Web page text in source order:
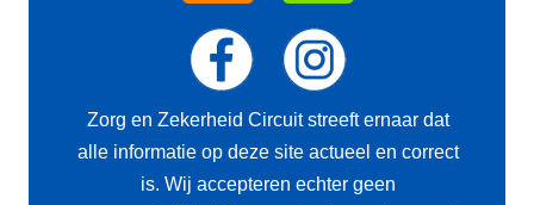
Zorg en Zekerheid Circuit streeft ernaar dat
alle informatie op deze site actueel en correct
is. Wij accepteren echter geen